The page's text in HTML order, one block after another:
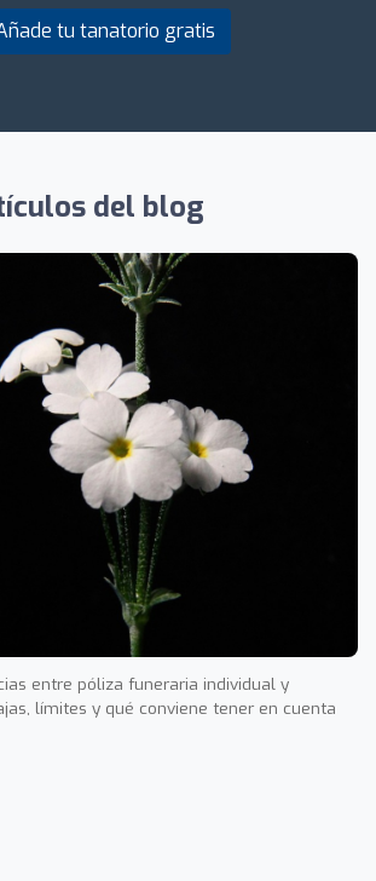
tu tanatorio gratis
del blog
entre póliza funeraria individual y
límites y qué conviene tener en cuenta